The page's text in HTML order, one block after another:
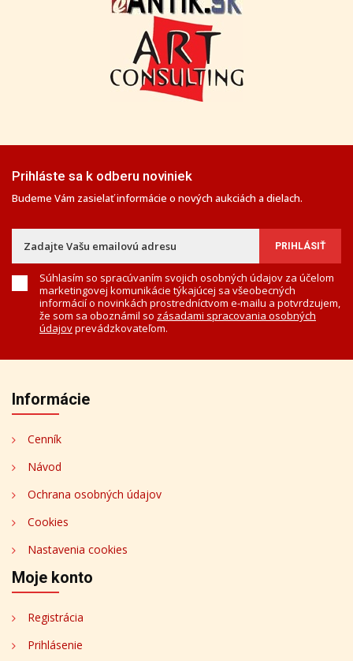
Prihláste sa k odberu noviniek
Budeme Vám zasielať informácie o nových aukciách a dielach.
Súhlasím so spracúvaním svojich osobných údajov za účelom
marketingovej komunikácie týkajúcej sa všeobecných
informácií o novinkách prostredníctvom e-mailu a potvrdzujem,
že som sa oboznámil so zásadami spracovania osobných
údajovprevádzkovateľom.
Informácie
Cenník
Návod
Ochrana osobných údajov
Cookies
Nastavenia cookies
Moje konto
Registrácia
Prihlásenie